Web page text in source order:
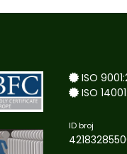
ISO
ISO
ID broj